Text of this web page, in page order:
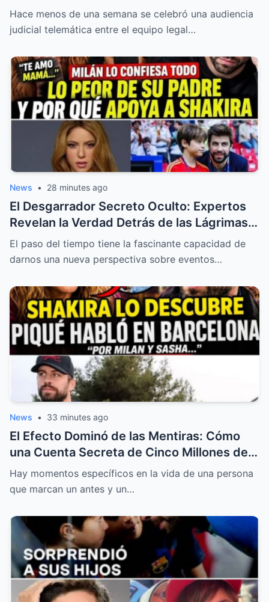
PIQUÉ para SIEMPRE
Hace menos de una semana se celebró una audiencia
judicial telemática entre el equipo legal…
News • 28 minutes ago
El Desgarrador Secreto Oculto: Expertos
Revelan la Verdad Detrás de las Lágrimas
de los Hijos de Shakira y la Inesperada
Defensa de la Abuela de Piqué
El paso del tiempo tiene la fascinante capacidad de
darnos una nueva perspectiva sobre eventos…
News • 33 minutes ago
El Efecto Dominó de las Mentiras: Cómo
una Cuenta Secreta de Cinco Millones de
Euros Hizo Estallar la Relación de Gerard
Piqué y Clara Chía
Hay momentos específicos en la vida de una persona
que marcan un antes y un…